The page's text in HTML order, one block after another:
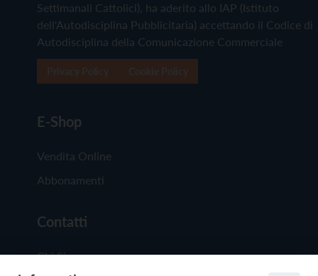
Settimanali Cattolici), ha aderito allo IAP (Istituto
dell'Autodisciplina Pubblicitaria) accettando il Codice di
Autodisciplina della Comunicazione Commerciale
E-Shop
Vendita Online
Abbonamenti
Contatti
Chi Siamo